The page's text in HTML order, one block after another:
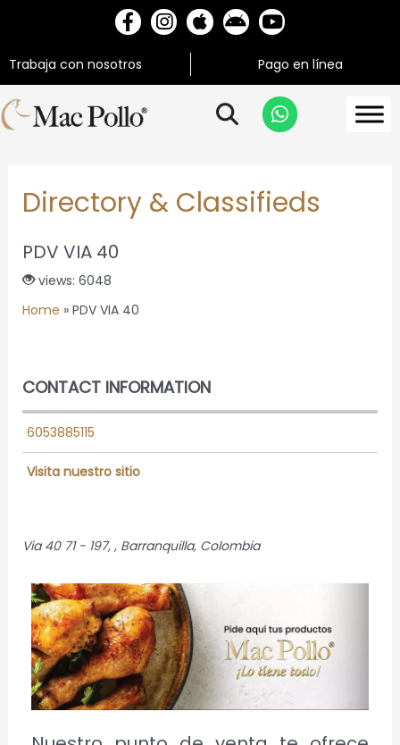
Trabaja con nosotros Pago en línea
Directory & Classifieds
PDV VIA 40
views: 6048
Home » PDV VIA 40
CONTACT INFORMATION
6053885115
Visita nuestro sitio
Via 40 71 - 197, , Barranquilla, Colombia